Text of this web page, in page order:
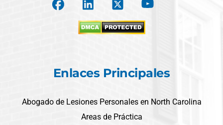
Enlaces Principales
Abogado de Lesiones Personales en North Carolina
Areas de Práctica